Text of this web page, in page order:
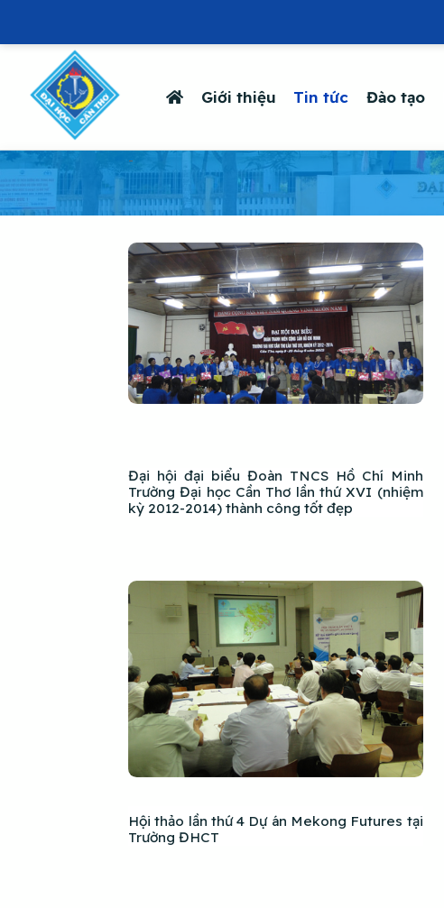
Giới thiệu Tin tức Đào tạo
-
Đại hội đại biểu Đoàn TNCS Hồ Chí Minh
Trường Đại học Cần Thơ lần thứ XVI (nhiệm
kỳ 2012-2014) thành công tốt đẹp
Hội thảo lần thứ 4 Dự án Mekong Futures tại
Trường ĐHCT